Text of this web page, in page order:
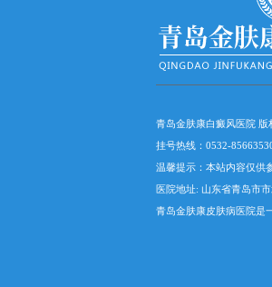
青岛金肤康白癜风医院 版
挂号热线：0532-
温馨提示：本站内容仅供
医院地址: 山东省青岛市
青岛金肤康皮肤病医院是